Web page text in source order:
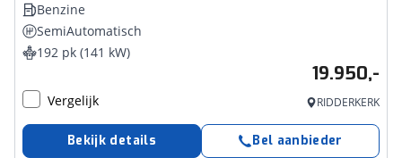
Benzine
SemiAutomatisch
192 pk (141 kW)
19.950,-
Vergelijk RIDDERKERK
Bekijk details Bel aanbieder